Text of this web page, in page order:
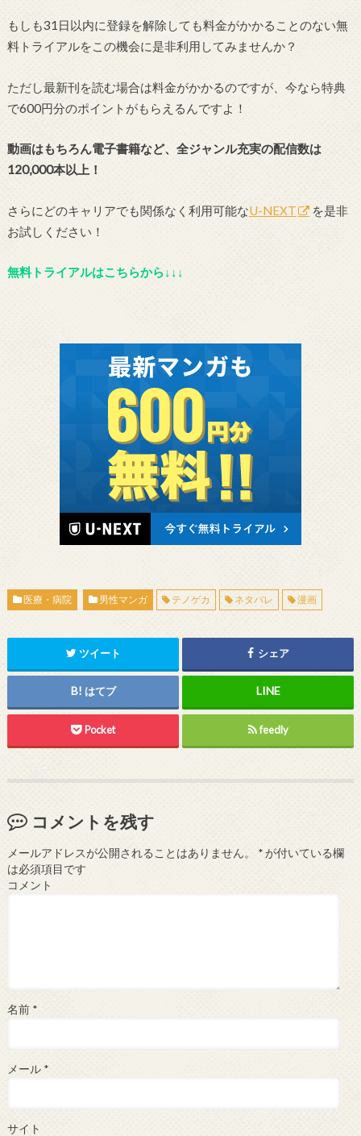
もしも31日以内に登録を解除しても料金がかかることのない無
料トライアルをこの機会に是非利用してみませんか？
ただし最新刊を読む場合は料金がかかるのですが、今なら特典
で600円分のポイントがもらえるんですよ！
動画はもちろん電子書籍など、全ジャンル充実の配信数は
120,000本以上！
さらにどのキャリアでも関係なく利用可能なU-NEXT
を是非
お試しください！
無料トライアルはこちらから↓↓↓
医療・病院 男性マンガ テノゲカ ネタバレ 漫画
ツイート シェア
はてブ
Pocket feedly
コメントを残す
メールアドレスが公開されることはありません。 *が付いている欄
は必須項目です
コメント
名前 *
メール *
サイト